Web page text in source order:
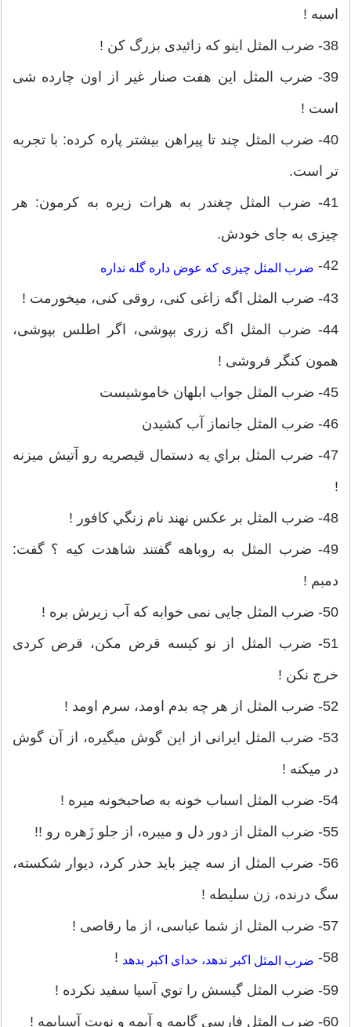
اسبه !
38- ضرب المثل اینو که زائیدی بزرگ کن !
39- ضرب المثل این هفت صنار غیر از اون چارده شی
است !
40- ضرب المثل چند تا پیراهن بیشتر پاره کرده: با تجربه
تر است.
41- ضرب المثل چغندر به هرات زیره به کرمون: هر
چیزی به جای خودش.
42-
ضرب المثل چیزی که عوض داره گله نداره
43- ضرب المثل اگه زاغی کنی، روقی کنی، میخورمت !
44- ضرب المثل اگه زری بپوشی، اگر اطلس بپوشی،
همون کنگر فروشی !
45- ضرب المثل جواب ابلهان خاموشیست
46- ضرب المثل جانماز آب کشیدن
47- ضرب المثل براي يه دستمال قيصريه رو آتيش ميزنه
!
48- ضرب المثل بر عكس نهند نام زنگي كافور !
49- ضرب المثل به روباهه گفتند شاهدت كيه ؟ گفت:
دمبم !
50- ضرب المثل جایی نمی خوابه که آب زیرش بره !
51- ضرب المثل از نو کیسه قرض مکن، قرض کردی
خرج نکن !
52- ضرب المثل از هر چه بدم اومد، سرم اومد !
53- ضرب المثل ایرانی از این گوش میگیره، از آن گوش
در میکنه !
54- ضرب المثل اسباب خونه به صاحبخونه میره !
55- ضرب المثل از دور دل و میبره، از جلو زَهره رو !!
56- ضرب المثل از سه چیز باید حذر کرد، دیوار شکسته،
سگ درنده، زن سلیطه !
57- ضرب المثل از شما عباسی، از ما رقاصی !
58-
ضرب المثل اکبر ندهد، خدای اکبر بدهد !
59- ضرب المثل گيسش را توي آسيا سفيد نكرده !
60- ضرب المثل فارسی گابمه و آبمه و نوبت آسيابمه !